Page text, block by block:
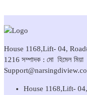
House 1168,Lift- 04,
1216 সম্পাদক : মো হিমেল
House 1168,Lift-